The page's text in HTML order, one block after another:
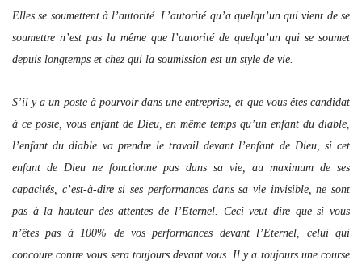
Elles se soumettent à l’autorité. L’autorité qu’a quelqu’un qui vient de se
soumettre n’est pas la même que l’autorité de quelqu’un qui se soumet
depuis longtemps et chez qui la soumission est un style de vie.
S’il y a un poste à pourvoir dans une entreprise, et que vous êtes candidat
à ce poste, vous enfant de Dieu, en même temps qu’un enfant du diable,
l’enfant du diable va prendre le travail devant l’enfant de Dieu, si cet
enfant de Dieu ne fonctionne pas dans sa vie, au maximum de ses
capacités, c’est-à-dire si ses performances dans sa vie invisible, ne sont
pas à la hauteur des attentes de l’Eternel. Ceci veut dire que si vous
n’êtes pas à 100% de vos performances devant l’Eternel, celui qui
concoure contre vous sera toujours devant vous. Il y a toujours une course